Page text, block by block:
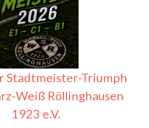
Stadtmeister-Triumph
Weiß Röllinghausen
1923 e.V.